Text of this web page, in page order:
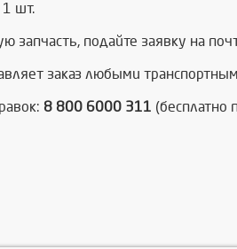
1 шт.
запчасть, подайте заявку на
заказ любыми
8 800 6000 311 (бесплатно